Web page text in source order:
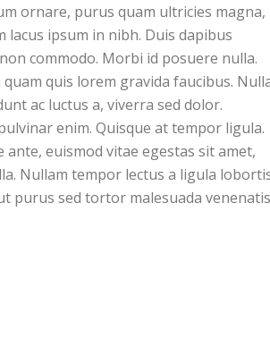
ornare, purus quam ultricies magna,
ipsum in nibh. Duis dapibus
commodo. Morbi id posuere nulla.
quis lorem gravida faucibus.
ac luctus a, viverra sed dolor.
enim. Quisque at tempor ligula.
ante, euismod vitae egestas sit amet,
Nullam tempor lectus a ligula
purus sed tortor malesuada venenatis